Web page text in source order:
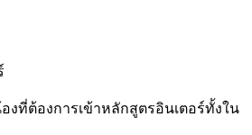
งที่ต้องการเข้าหลักสูตรอินเตอร์ทั้งใน